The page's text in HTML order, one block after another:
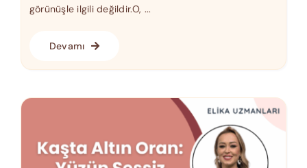
görünüşle ilgili değildir.O, ...
Devamı